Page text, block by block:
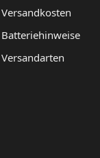
Versandkosten
Batteriehinweise
Versandarten